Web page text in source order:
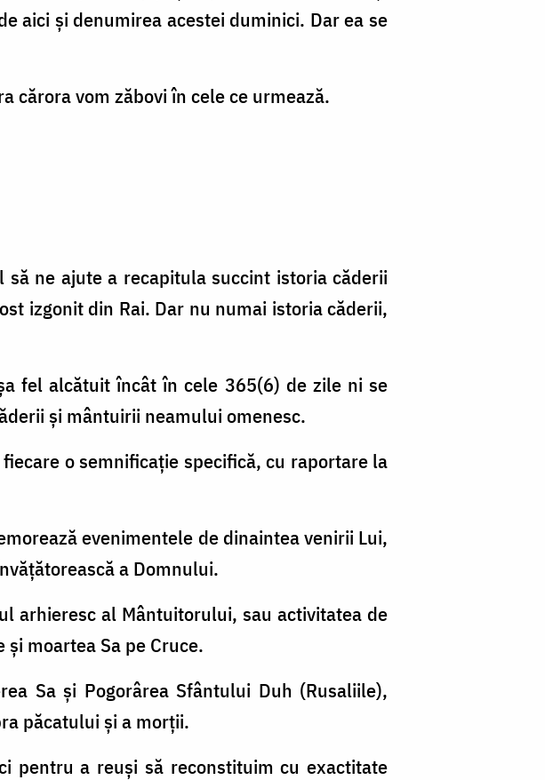
aici şi denumirea acestei duminici. Dar ea se
cărora vom zăbovi în cele ce urmează.
ne ajute a recapitula succint istoria căderii
izgonit din Rai. Dar nu numai istoria căderii,
fel alcătuit încât în cele 365(6) de zile ni se
şi mântuirii neamului omenesc.
o semnificaţie specifică, cu raportare la
evenimentele de dinaintea venirii Lui,
a Domnului.
arhieresc al Mântuitorului, sau activitatea de
moartea Sa pe Cruce.
Sa şi Pogorârea Sfântului Duh (Rusaliile),
păcatului şi a morţii.
pentru a reuşi să reconstituim cu exactitate